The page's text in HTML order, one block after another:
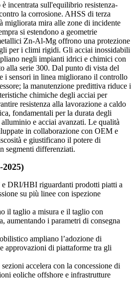
incentrata sull'equilibrio resistenza-
la corrosione. AHSS di terza
migliorata mira alle zone di incidente
si estendono a geometrie
Zn-Al-Mg offrono una protezione
per i climi rigidi. Gli acciai inossidabili
negli impianti idrici e chimici con
alla serie 300. Dal punto di vista del
i sensori in linea migliorano il controllo
la manutenzione predittiva riduce i
chimiche degli acciai per
resistenza alla lavorazione a caldo
fondamentali per la durata degli
e acciai avanzati. Le qualità
in collaborazione con OEM e
e giustificano il potere di
segmenti differenziati.
DRI/HBI riguardanti prodotti piatti a
su più linee con ispezione
il taglio a misura e il taglio con
aumentando i parametri di consegna
ampliano l’adozione di
approvazioni di piattaforme tra gli
accelera con la concessione di
eoliche offshore e infrastrutture